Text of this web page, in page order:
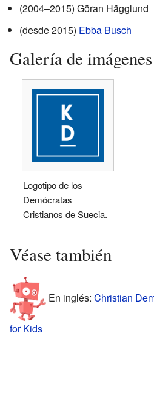
(2004–2015) Göran Hägglund
(desde 2015) Ebba Busch
Galería de imágenes
Logotipo de los
Demócratas
Cristianos de Suecia.
Véase también
En inglés: Christian
for Kids